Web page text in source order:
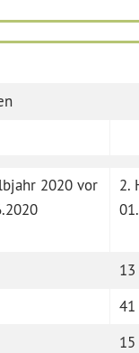
2020 vor
2.
13
41
15